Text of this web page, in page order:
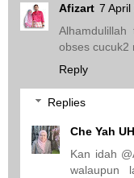
Afizart 7
obses cucuk2
Reply
Replies
Che Yah
Kan idah
walaupun